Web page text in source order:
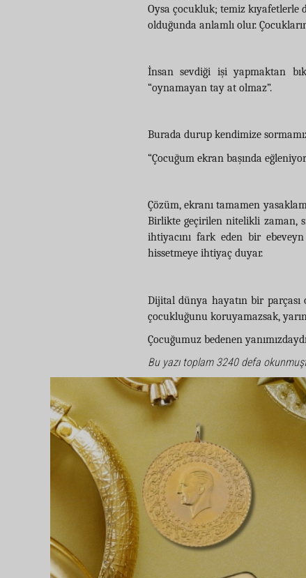
Oysa çocukluk; temiz
olduğunda anlamlı olur.
İnsan sevdiği işi yapmaktan
“oynamayan tay at olmaz”.
Burada durup kendimize
“Çocuğum ekran başında
Çözüm, ekranı tamamen
Birlikte geçirilen nitelikli zaman,
ihtiyacını fark eden bir
hissetmeye ihtiyaç duyar.
Dijital dünya hayatın bir
çocukluğunu koruyamazsak,
Çocuğumuz bedenen
Bu yazı toplam 3240 defa